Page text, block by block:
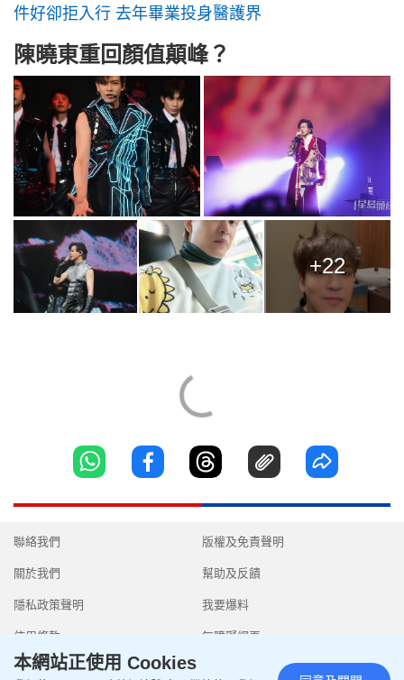
件好卻拒入行 去年畢業投身醫護界
陳曉東重回顏值顛峰？
+22
聯絡我們
關於我們
隱私政策聲明
使用條款
版權及免責聲明
幫助及反饋
我要爆料
無障礙網頁
本網站正使用 Cookies